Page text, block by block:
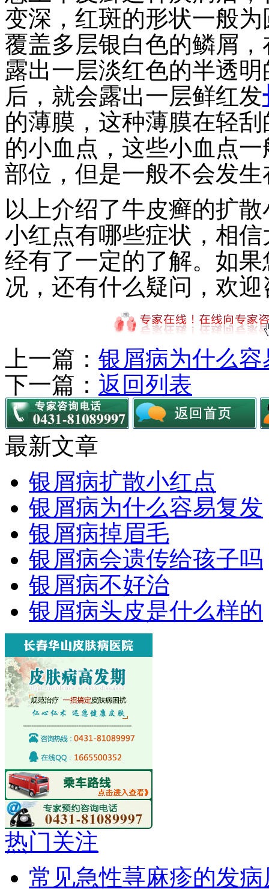
变深，红斑的形状一般
覆盖多层银白色的鳞屑
露出一层淡红色的半透
后，就会露出一层鲜红发
的薄膜，这种薄膜在轻
的小血点，这些小血点
部位，但是一般不会发
以上介绍了牛皮癣的扩
小红点有哪些症状，相
经有了一定的了解。如
况，还有什么疑问，欢
上一篇： 银屑病为什么容
下一篇： 返回列表
最新文章
银屑病扩散小红点
银屑病为什么容易复发
银屑病掉眉毛
银屑病会遗传给孩子吗
银屑病不好治
银屑病头皮是什么样的
热门关注
常见急性荨麻疹的发病